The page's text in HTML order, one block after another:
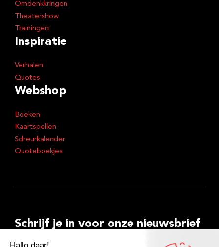
Omdenkkringen
Theatershow
Trainingen
Inspiratie
Verhalen
Quotes
Webshop
Boeken
Kaartspellen
Scheurkalender
Quoteboekjes
Schrijf je in voor onze nieuwsbrief